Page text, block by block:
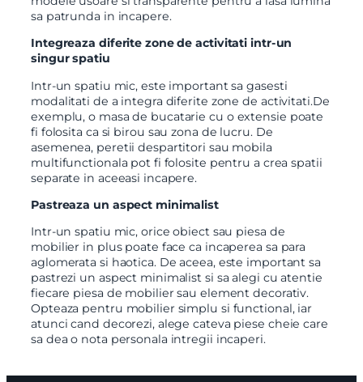
sa patrunda in incapere.
Integreaza diferite zone de activitati intr-un
singur spatiu
Intr-un spatiu mic, este important sa gasesti
modalitati de a integra diferite zone de activitati.De
exemplu, o masa de bucatarie cu o extensie poate
fi folosita ca si birou sau zona de lucru. De
asemenea, peretii despartitori sau mobila
multifunctionala pot fi folosite pentru a crea spatii
separate in aceeasi incapere.
Pastreaza un aspect minimalist
Intr-un spatiu mic, orice obiect sau piesa de
mobilier in plus poate face ca incaperea sa para
aglomerata si haotica. De aceea, este important sa
pastrezi un aspect minimalist si sa alegi cu atentie
fiecare piesa de mobilier sau element decorativ.
Opteaza pentru mobilier simplu si functional, iar
atunci cand decorezi, alege cateva piese cheie care
sa dea o nota personala intregii incaperi.